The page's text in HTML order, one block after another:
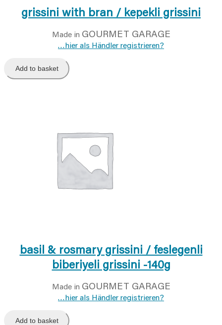
grissini with bran / kepekli grissini
Made in GOURMET GARAGE
…hier als Händler registrieren?
Add to basket
basil & rosmary grissini / feslegenli
biberiyeli grissini -140g
Made in GOURMET GARAGE
…hier als Händler registrieren?
Add to basket